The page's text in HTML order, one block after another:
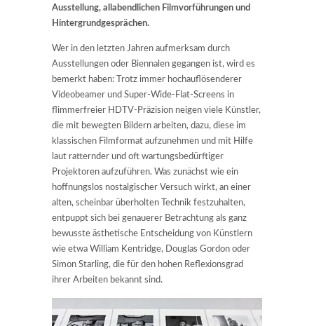
Ausstellung, allabendlichen Filmvorführungen und
Hintergrundgesprächen.
Wer in den letzten Jahren aufmerksam durch
Ausstellungen oder Biennalen gegangen ist, wird es
bemerkt haben: Trotz immer hochauflösenderer
Videobeamer und Super-Wide-Flat-Screens in
flimmerfreier HDTV-Präzision neigen viele Künstler,
die mit bewegten Bildern arbeiten, dazu, diese im
klassischen Filmformat aufzunehmen und mit Hilfe
laut ratternder und oft wartungsbedürftiger
Projektoren aufzuführen. Was zunächst wie ein
hoffnungslos nostalgischer Versuch wirkt, an einer
alten, scheinbar überholten Technik festzuhalten,
entpuppt sich bei genauerer Betrachtung als ganz
bewusste ästhetische Entscheidung von Künstlern
wie etwa William Kentridge, Douglas Gordon oder
Simon Starling, die für den hohen Reflexionsgrad
ihrer Arbeiten bekannt sind.